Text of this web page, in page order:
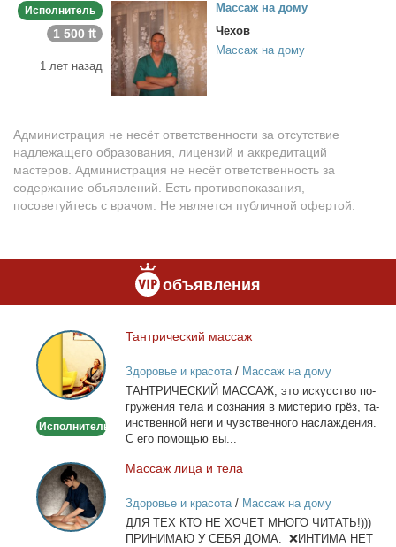
Исполнитель
1 500 ₶
1 лет назад
Мас­саж на до­му
Чехов
Массаж на дому
Администрация не несёт ответственности за отсутствие
надлежащего образования, лицензий и аккредитаций
мастеров. Администрация не несёт ответственность за
содержание объявлений. Есть противопоказания,
посоветуйтесь с врачом. Не является публичной офертой.
объявления
Тантрический
массаж
Исполнитель
Тан­три­че­ский мас­саж
Здоровье и красота/ Массаж на дому
ТАНТРИЧЕСКИЙ МАССАЖ, это ис­кус­ство по­
гру­же­ния те­ла и со­зна­ния в ми­сте­рию грёз, та­
ин­ствен­ной неги и чув­ствен­но­го на­сла­жде­ния.
С его по­мо­щью вы...
Массаж
лица
и
тела
Мас­саж ли­ца и те­ла
Здоровье и красота/ Массаж на дому
ДЛЯ ТЕХ КТО НЕ ХОЧЕТ МНОГО ЧИТАТЬ!)))
ПРИНИМАЮ У СЕБЯ ДОМА. ❌ИНТИМА НЕТ